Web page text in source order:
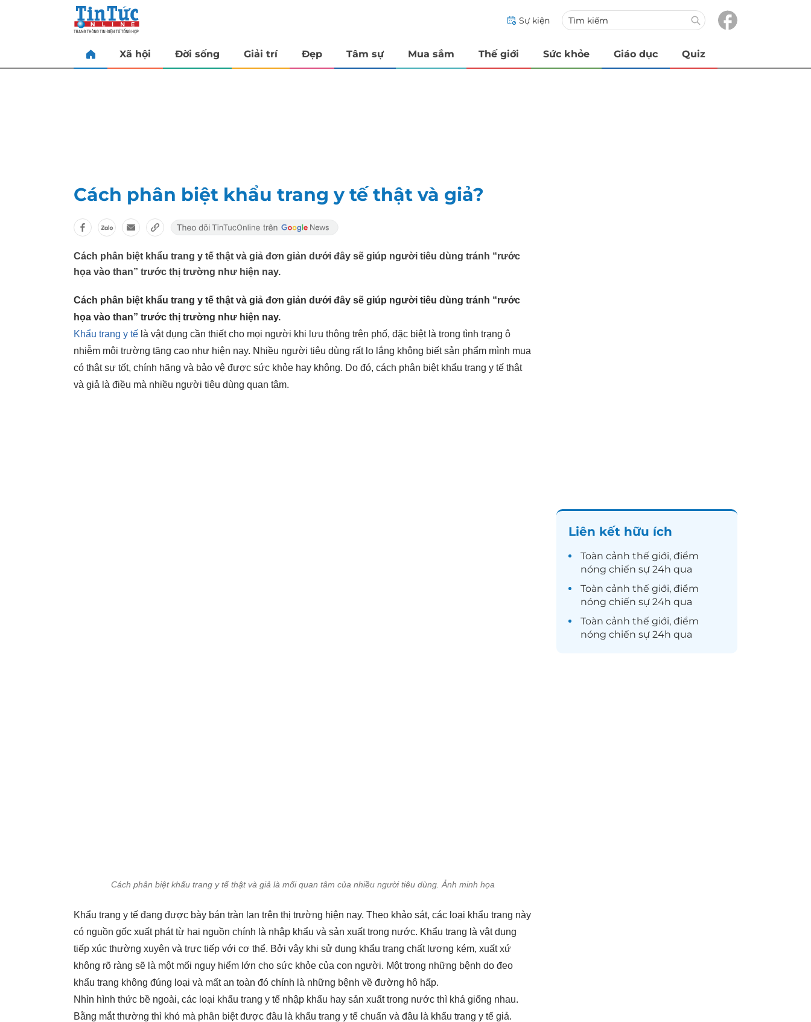
Sự kiện
Xã hội Đời sống Giải trí Đẹp Tâm sự Mua sắm Thế giới Sức khỏe Giáo dục Quiz
Cách phân biệt khẩu trang y tế thật và giả?
Cách phân biệt khẩu trang y tế thật và giả đơn giản dưới đây sẽ giúp người tiêu dùng tránh “rước
họa vào than” trước thị trường như hiện nay.
Cách phân biệt khẩu trang y tế thật và giả đơn giản dưới đây sẽ giúp người tiêu dùng tránh “rước
họa vào than” trước thị trường như hiện nay.
Khẩu trang y tế là vật dụng cần thiết cho mọi người khi lưu thông trên phố, đặc biệt là trong tình trạng ô
nhiễm môi trường tăng cao như hiện nay. Nhiều người tiêu dùng rất lo lắng không biết sản phẩm mình mua
có thật sự tốt, chính hãng và bảo vệ được sức khỏe hay không. Do đó, cách phân biệt khẩu trang y tế thật
và giả là điều mà nhiều người tiêu dùng quan tâm.
Cách phân biệt khẩu trang y tế thật và giả là mối quan tâm của nhiều người tiêu dùng. Ảnh minh họa
Khẩu trang y tế đang được bày bán tràn lan trên thị trường hiện nay. Theo khảo sát, các loại khẩu trang này
có nguồn gốc xuất phát từ hai nguồn chính là nhập khẩu và sản xuất trong nước. Khẩu trang là vật dụng
tiếp xúc thường xuyên và trực tiếp với cơ thể. Bởi vậy khi sử dụng khẩu trang chất lượng kém, xuất xứ
không rõ ràng sẽ là một mối nguy hiểm lớn cho sức khỏe của con người. Một trong những bệnh do đeo
khẩu trang không đúng loại và mất an toàn đó chính là những bệnh về đường hô hấp.
Nhìn hình thức bề ngoài, các loại khẩu trang y tế nhập khẩu hay sản xuất trong nước thì khá giống nhau.
Bằng mắt thường thì khó mà phân biệt được đâu là khẩu trang y tế chuẩn và đâu là khẩu trang y tế giả.
Liên kết hữu ích
Toàn cảnh thế giới, điểm
nóng chiến sự 24h qua
Toàn cảnh thế giới, điểm
nóng chiến sự 24h qua
Toàn cảnh thế giới, điểm
nóng chiến sự 24h qua